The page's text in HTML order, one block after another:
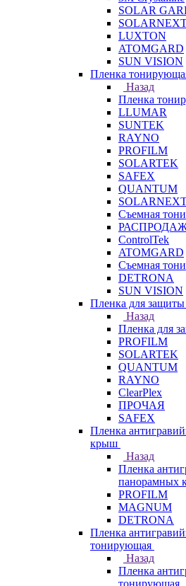
SOLAR
LUXTON
ATOMGARD
SUN VISION
Пленка
Назад
Пленка
LLUMAR
SUNTEK
RAYNO
PROFILM
SOLARTEK
SAFEX
QUANTUM
Съемная
ControlTek
ATOMGARD
Съемная
DETRONA
SUN VISION
Пленка для защиты
Назад
Пленка для
PROFILM
SOLARTEK
QUANTUM
RAYNO
ClearPlex
ПРОЧАЯ
SAFEX
Пленка
крыш
Назад
Пленка
панорамных
PROFILM
MAGNUM
DETRONA
Пленка
тонирующая
Назад
Пленка
тонирующая